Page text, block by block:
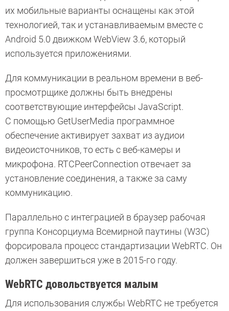
их мобильные варианты оснащены как этой
технологией, так и устанавливаемым вместе с
Android 5.0 движком WebView 3.6, который
используется приложениями.
Для коммуникации в реальном времени в веб-
просмотрщике должны быть внедрены
соответствующие интерфейсы JavaScript.
С помощью GetUserMedia программное
обеспечение активирует захват из аудиои
видеоисточников, то есть с веб-камеры и
микрофона. RTCPeerConnection отвечает за
установление соединения, а также за саму
коммуникацию.
Параллельно с интеграцией в браузер рабочая
группа Консорциума Всемирной паутины (W3C)
форсировала процесс стандартизации WebRTC. Он
должен завершиться уже в 2015-го году.
WebRTC довольствуется малым
Для использования службы WebRTC не требуется